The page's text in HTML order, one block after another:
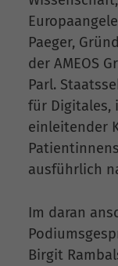
Paeger,
der AMEOS
Parl.
für Digitales,
einleitender
ausführlich
Im daran
Birgit